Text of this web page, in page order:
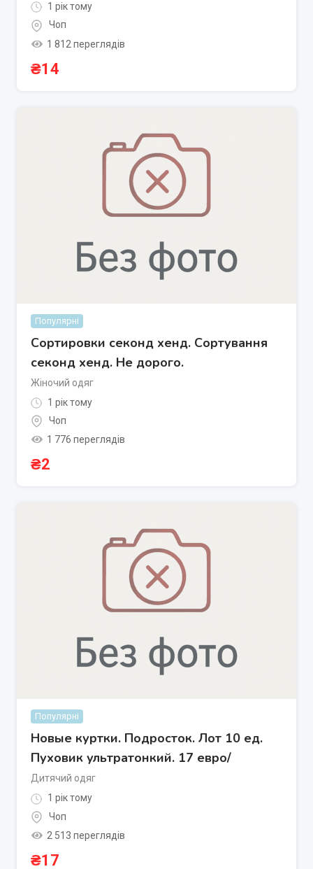
1 рік тому
Чоп
1 812 переглядів
₴14
Популярні
Сортировки секонд хенд. Сортування
секонд хенд. Не дорого.
Жіночий одяг
1 рік тому
Чоп
1 776 переглядів
₴2
Популярні
Новые куртки. Подросток. Лот 10 ед.
Пуховик ультратонкий. 17 евро/
Дитячий одяг
1 рік тому
Чоп
2 513 переглядів
₴17